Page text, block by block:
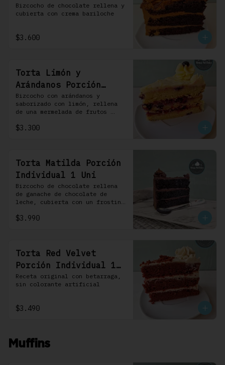
Bizcocho de chocolate rellena y
cubierta con crema bariloche
$3.600
Torta Limón y
Arándanos Porción
Individual 1 Uni
Bizcocho con arándanos y
saborizado con limón, rellena
de una mermelada de frutos
frosting de queso de crema.
$3.300
Torta Matilda Porción
Individual 1 Uni
Bizcocho de chocolate rellena
de ganache de chocolate de
leche, cubierta con un frosting
$3.990
Torta Red Velvet
Porción Individual 1
Uni
Receta original con betarraga,
sin colorante artificial
$3.490
Muffins